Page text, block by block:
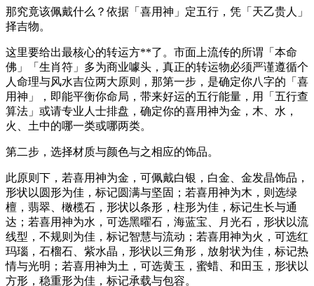
那究竟该佩戴什么？依据「喜用神」定五行，凭「天乙贵人」
择吉物。
这里要给出最核心的转运方**了。市面上流传的所谓「本命
佛」「生肖符」多为商业噱头，真正的转运物必须严谨遵循个
人命理与风水吉位两大原则，那第一步，是确定你八字的「喜
用神」，即能平衡你命局，带来好运的五行能量，用「五行查
算法」或请专业人士排盘，确定你的喜用神为金，木、水，
火、土中的哪一类或哪两类。
第二步，选择材质与颜色与之相应的饰品。
此原则下，若喜用神为金，可佩戴白银，白金、金发晶饰品，
形状以圆形为佳，标记圆满与坚固；若喜用神为木，则选绿
檀，翡翠、橄榄石，形状以条形，柱形为佳，标记生长与通
达；若喜用神为水，可选黑曜石，海蓝宝、月光石，形状以流
线型，不规则为佳，标记智慧与流动；若喜用神为火，可选红
玛瑙，石榴石、紫水晶，形状以三角形，放射状为佳，标记热
情与光明；若喜用神为土，可选黄玉，蜜蜡、和田玉，形状以
方形，稳重形为佳，标记承载与包容。